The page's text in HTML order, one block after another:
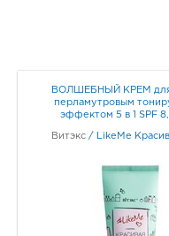
ВОЛШЕБНЫЙ КРЕМ для
перламутровым
эффектом 5 в 1 SPF
Витэкс / LikeMe